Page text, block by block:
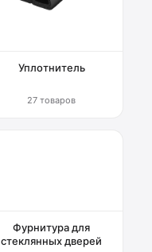
Уплотнитель
27 товаров
Фурнитура для
стеклянных дверей